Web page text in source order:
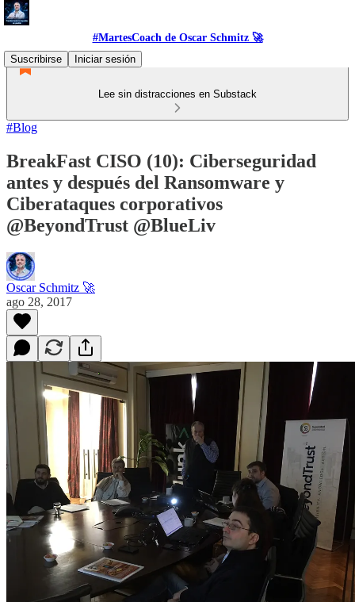
#MartesCoach de Oscar Schmitz 🚀
Suscribirse
Iniciar sesión
Lee sin distracciones en Substack
#Blog
BreakFast CISO (10): Ciberseguridad
antes y después del Ransomware y
Ciberataques corporativos
@BeyondTrust @BlueLiv
Oscar Schmitz 🚀
ago 28, 2017